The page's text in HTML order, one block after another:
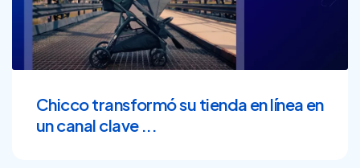
Chicco transformó su tienda en línea en
un canal clave ...